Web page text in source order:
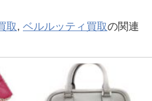
取, ベルルッティ買取の関連